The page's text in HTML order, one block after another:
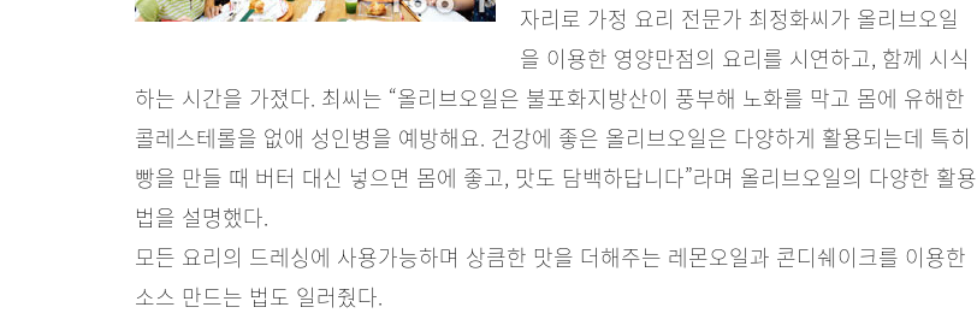
자리로 가정 요리 전문가 최정화씨가 올리브오일
을 이용한 영양만점의 요리를 시연하고, 함께 시식
하는 시간을 가졌다. 최씨는 “올리브오일은 불포화지방산이 풍부해 노화를 막고 몸에 유해한
콜레스테롤을 없애 성인병을 예방해요. 건강에 좋은 올리브오일은 다양하게 활용되는데 특히
빵을 만들 때 버터 대신 넣으면 몸에 좋고, 맛도 담백하답니다”라며 올리브오일의 다양한 활용
법을 설명했다.
모든 요리의 드레싱에 사용가능하며 상큼한 맛을 더해주는 레몬오일과 콘디쉐이크를 이용한
소스 만드는 법도 일러줬다.